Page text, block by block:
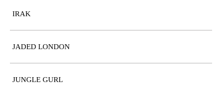
IRAK
JADED LONDON
JUNGLE GURL